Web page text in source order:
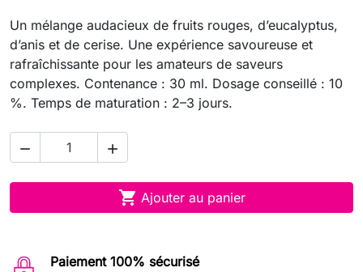
Un mélange audacieux de fruits rouges, d’eucalyptus,
d’anis et de cerise. Une expérience savoureuse et
rafraîchissante pour les amateurs de saveurs
complexes. Contenance : 30 ml. Dosage conseillé : 10
%. Temps de maturation : 2–3 jours.
 
 Ajouter au panier
Paiement 100% sécurisé